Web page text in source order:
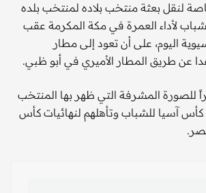
لنقل بعثة منتخب بلاده لمنتخب بلده
لأداء العمرة في مكة المكرمة عقب
اليوم، على أن تعود إلى مطار
غدا عن طريق المطار الأميري في أبو ظبي.
للصورة المشرفة التي ظهر بها المنتخب
آسيا للشباب وتأهلهم لنهائيات كأس